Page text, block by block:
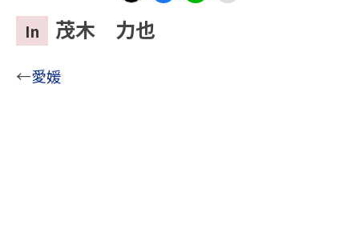
In 茂木 力也
←愛媛